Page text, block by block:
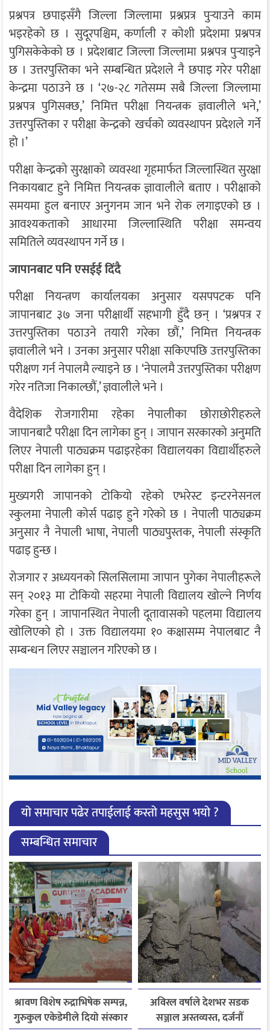
प्रश्नपत्र छपाइसँगै जिल्ला जिल्लामा प्रश्नप्रत्र पुर्‍याउने काम
भइरहेको छ । सुदूरपश्चिम, कर्णाली र कोशी प्रदेशमा प्रश्नपत्र
पुगिसकेकेको छ । प्रदेशबाट जिल्ला जिल्लामा प्रश्नपत्र पुर्‍याइने
छ । उत्तरपुस्तिका भने सम्बन्धित प्रदेशले नै छपाइ गरेर परीक्षा
केन्द्रमा पठाउने छ । ‘२७-२८ गतेसम्म सबै जिल्ला जिल्लामा
प्रश्नपत्र पुगिसक्छ,’ निमित्त परीक्षा नियन्त्रक ज्ञवालीले भने,’
उत्तरपुस्तिका र परीक्षा केन्द्रको खर्चको व्यवस्थापन प्रदेशले गर्ने
हो ।’
परीक्षा केन्द्रको सुरक्षाको व्यवस्था गृहमार्फत जिल्लास्थित सुरक्षा
निकायबाट हुने निमित्त नियन्त्रक ज्ञावालीले बताए । परीक्षाको
समयमा हुल बनाएर अनुगनम जान भने रोक लगाइएको छ ।
आवश्यकताको आधारमा जिल्लास्थिति परीक्षा समन्वय
समितिले व्यवस्थापन गर्ने छ ।
जापानबाट पनि एसईई दिंदै
परीक्षा नियन्त्रण कार्यालयका अनुसार यसपपटक पनि
जापानबाट ३७ जना परीक्षार्थी सहभागी हुँदै छन् । ‘प्रश्नपत्र र
उत्तरपुस्तिका पठाउने तयारी गरेका छौं,’ निमित्त नियन्त्रक
ज्ञवालीले भने । उनका अनुसार परीक्षा सकिएपछि उत्तरपुस्तिका
परीक्षण गर्न नेपालमै ल्याइने छ । ‘नेपालमै उत्तरपुस्तिका परीक्षण
गरेर नतिजा निकाल्छौं,’ ज्ञवालीले भने ।
वैदेशिक रोजगारीमा रहेका नेपालीका छोराछोरीहरुले
जापानबाटै परीक्षा दिन लागेका हुन् । जापान सरकारको अनुमति
लिएर नेपाली पाठ्यक्रम पढाइरहेका विद्यालयका विद्यार्थीहरुले
परीक्षा दिन लागेका हुन् ।
मुख्यगरी जापानको टोकियो रहेको एभरेस्ट इन्टरनेसनल
स्कुलमा नेपाली कोर्स पढाइ हुने गरेको छ । नेपाली पाठ्यक्रम
अनुसार नै नेपाली भाषा, नेपाली पाठ्यपुस्तक, नेपाली संस्कृति
पढाइ हुन्छ ।
रोजगार र अध्ययनको सिलसिलामा जापान पुगेका नेपालीहरूले
सन् २०१३ मा टोकियो सहरमा नेपाली विद्यालय खोल्ने निर्णय
गरेका हुन् । जापानस्थित नेपाली दूतावासको पहलमा विद्यालय
खोलिएको हो । उक्त विद्यालयमा १० कक्षासम्म नेपालबाट नै
सम्बन्धन लिएर सञ्चालन गरिएको छ ।
यो समाचार पढेर तपाईलाई कस्तो महसुस भयो ?
सम्बन्धित समाचार
श्रावण विशेष रुद्राभिषेक सम्पन्न,
गुरुकुल एकेडेमीले दियो संस्कार
अविरल वर्षाले देशभर सडक
सञ्जाल अस्तव्यस्त, दर्जनौँ